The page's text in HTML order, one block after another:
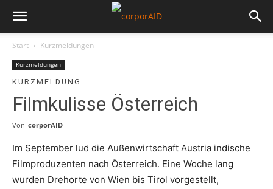
Start Kurzmeldungen
Kurzmeldungen
KURZMELDUNG
Filmkulisse Österreich
Von corporAID -
Im September lud die Außenwirtschaft Austria indische
Filmproduzenten nach Österreich. Eine Woche lang
wurden Drehorte von Wien bis Tirol vorgestellt,